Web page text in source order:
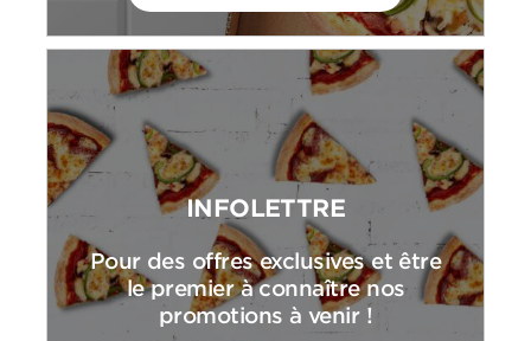
INFOLETTRE
Pour des offres exclusives et être
le premier à connaître nos
promotions à venir !